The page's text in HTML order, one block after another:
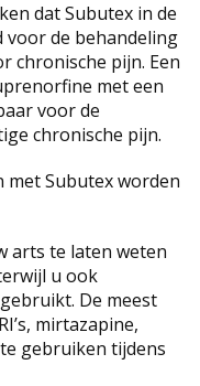
dat Subutex in de
voor de behandeling
chronische pijn. Een
met een
voor de
chronische pijn.
met Subutex worden
arts te laten weten
u ook
De meest
mirtazapine,
gebruiken tijdens